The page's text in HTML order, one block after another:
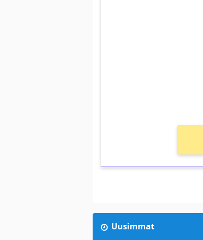
Uusimmat